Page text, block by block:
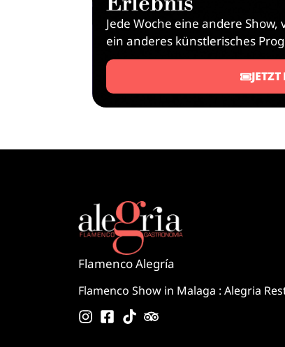
Jede Woche eine andere
ein anderes künstlerisches
Flamenco Alegría
Flamenco Show in Malaga : Alegria